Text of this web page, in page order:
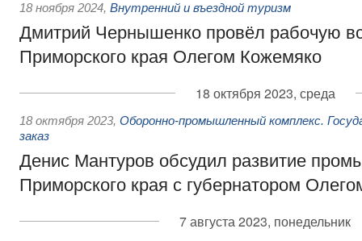
18 ноября 2024, Внутренний и въездной туризм
Дмитрий Чернышенко провёл рабочую
Приморского края Олегом Кожемяко
18 октября 2023, среда
18 октября 2023, Оборонно-промышленный комплекс.
заказ
Денис Мантуров обсудил развитие
Приморского края с губернатором
7 августа 2023, понедельник